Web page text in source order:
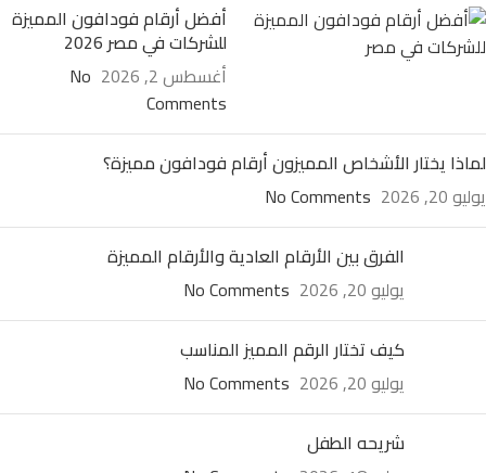
أفضل أرقام فودافون المميزة
للشركات في مصر 2026
أغسطس 2, 2026
No
Comments
لماذا يختار الأشخاص المميزون أرقام فودافون مميزة؟
يوليو 20, 2026
No Comments
الفرق بين الأرقام العادية والأرقام المميزة
يوليو 20, 2026
No Comments
كيف تختار الرقم المميز المناسب
يوليو 20, 2026
No Comments
شريحه الطفل